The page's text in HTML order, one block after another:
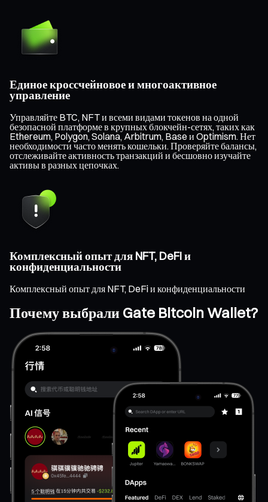
Единое кроссчейновое и многоактивное
управление
Управляйте BTC, NFT и всеми видами токенов на одной
безопасной платформе в крупных блокчейн-сетях, таких как
Ethereum, Polygon, Solana, Arbitrum, Base и Optimism. Нет
необходимости часто менять кошельки. Проверяйте балансы,
отслеживайте активность транзакций и бесшовно изучайте
активы в разных цепочках.
Комплексный опыт для NFT, DeFi и
конфиденциальности
Комплексный опыт для NFT, DeFi и конфиденциальности
Почему выбрали Gate Bitcoin Wallet?